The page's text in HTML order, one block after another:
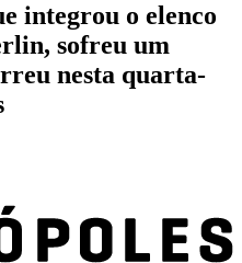
integrou o elenco
sofreu um
nesta quarta-